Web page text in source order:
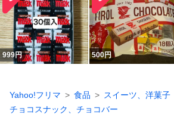
999円 500円
Yahoo!フリマ 食品 スイーツ、洋菓子
チョコスナック、チョコバー